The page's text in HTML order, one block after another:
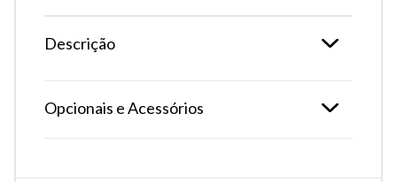
Descrição
Opcionais e Acessórios